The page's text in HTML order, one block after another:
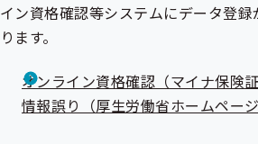
イン資格確認等システムにデータ登
ります。
オンライン資格確認（マイナ保険
情報誤り（厚生労働省ホームページ